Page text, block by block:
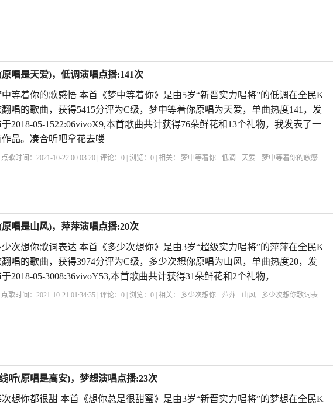
唱是天爱)，低调演唱点播:141次
中等着你的歌感悟 本首《梦中等着你》是由5岁“新晋实力唱将”的低调在全民K
翻唱的歌曲，获得5415分评为C级，梦中等着你原唱为天爱，单曲热度141，发
2018-05-1522:06vivoX9,本首歌曲共计获得76朵鲜花和13个礼物，我发表了一
作品。凑合听吧拿花去喽
点歌时间：2021-10-22 00:03:20 | 评论：0 | 浏览：0 | 相关： 梦中等着你 低调 天爱
梦中等着你的歌感
唱是山风)，萍萍演唱点播:20次
少次想你歌词表达 本首《多少次想你》是由3岁“超级实力唱将”的萍萍在全民K
翻唱的歌曲，获得3974分评为C级，多少次想你原唱为山风，单曲热度20，发
2018-05-3008:36vivoY53,本首歌曲共计获得31朵鲜花和2个礼物，
点歌时间：2021-10-21 01:34:35 | 评论：0 | 浏览：0 | 相关： 多少次想你 萍萍 山风
多少次想你歌词表
听(原唱是高安)，梦想演唱点播:23次
次想你都很甜 本首《想你总是很甜蜜》是由3岁“新晋实力唱将”的梦想在全民K